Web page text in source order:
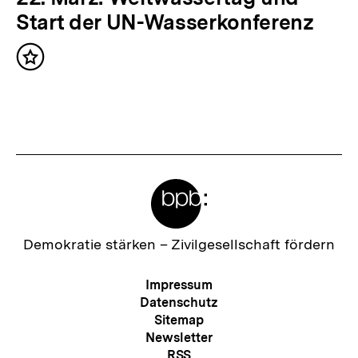
t
ä
c
h
h
Start der UN-Wasserkonferenz
Inhalt
Zur
Demokratie stärken – Zivilgesellschaft fördern
Meta-
Navigation
Impressum
Datenschutz
Sitemap
Newsletter